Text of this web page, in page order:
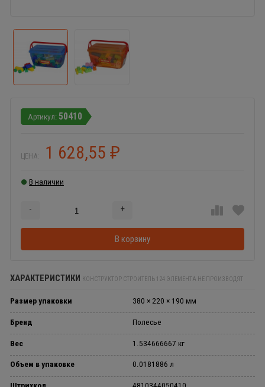
50410
ЦЕНА: 1 628,55 ₽
В наличии
- +
В корзину
ХАРАКТЕРИСТИКИ КОНСТРУКТОР СТРОИТЕЛЬ 124 ЭЛЕМЕНТА НЕ ПРОИЗВОДЯТ
Размер упаковки 380 × 220 × 190 мм
Бренд Полесье
Вес 1.534666667 кг
Объем в упаковке 0.0181886 л